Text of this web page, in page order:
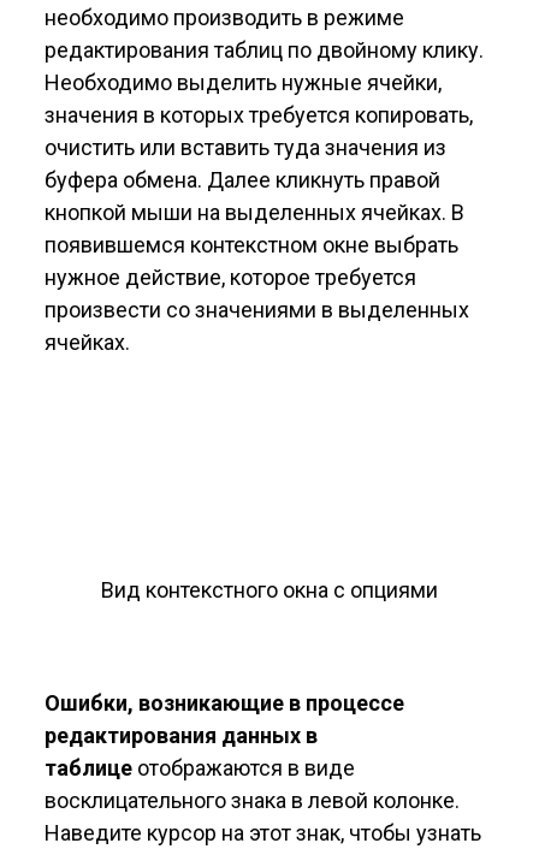
необходимо производить в режиме
редактирования таблиц по двойному клику.
Необходимо выделить нужные ячейки,
значения в которых требуется копировать,
очистить или вставить туда значения из
буфера обмена. Далее кликнуть правой
кнопкой мыши на выделенных ячейках. В
появившемся контекстном окне выбрать
нужное действие, которое требуется
произвести со значениями в выделенных
ячейках.
Вид контекстного окна с опциями
Ошибки, возникающие в процессе
редактирования данных в
таблице отображаются в виде
восклицательного знака в левой колонке.
Наведите курсор на этот знак, чтобы узнать